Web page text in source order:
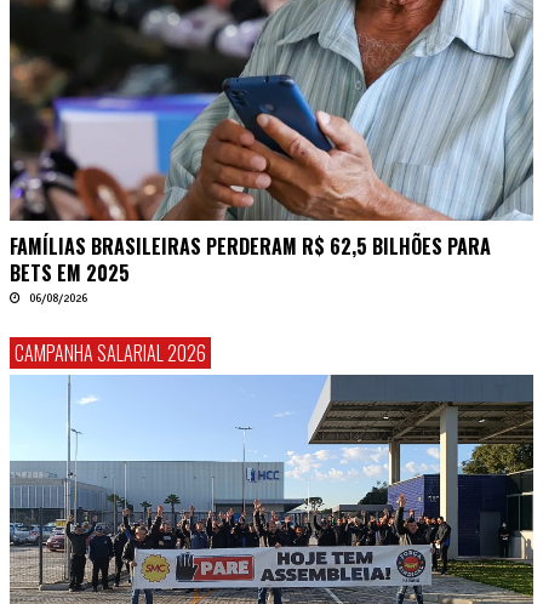
FAMÍLIAS BRASILEIRAS PERDERAM R$ 62,5 BILHÕES PARA
BETS EM 2025
06/08/2026
CAMPANHA SALARIAL 2026